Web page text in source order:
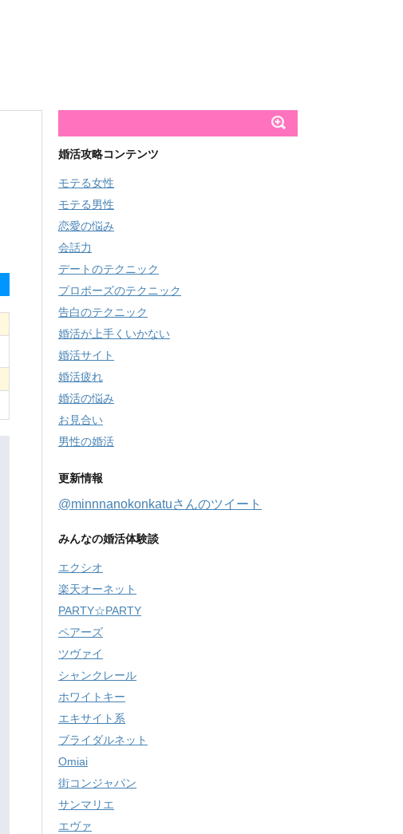
婚活攻略コンテンツ
モテる女性
モテる男性
恋愛の悩み
会話力
デートのテクニック
プロポーズのテクニック
告白のテクニック
婚活が上手くいかない
婚活サイト
婚活疲れ
婚活の悩み
お見合い
男性の婚活
更新情報
@minnnanokonkatuさんのツイート
みんなの婚活体験談
エクシオ
楽天オーネット
PARTY☆PARTY
ペアーズ
ツヴァイ
シャンクレール
ホワイトキー
エキサイト系
ブライダルネット
Omiai
街コンジャパン
サンマリエ
エヴァ